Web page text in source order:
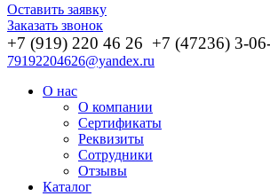
Оставить заявку
Заказать звонок
+7 (919) 220 46 26 +7 (47236) 3-
79192204626@yandex.ru
О нас
О компании
Сертификаты
Реквизиты
Сотрудники
Отзывы
Каталог